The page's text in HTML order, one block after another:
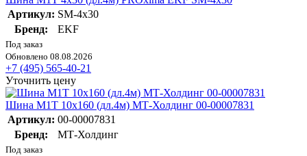
Артикул: SM-4x30
Бренд:
EKF
Под заказ
Обновлено 08.08.2026
+7 (495) 565-40-21
Уточнить цену
Шина М1Т 10х160 (дл.4м) МТ-Холдинг 00-00007831
Артикул: 00-00007831
Бренд:
МТ-Холдинг
Под заказ